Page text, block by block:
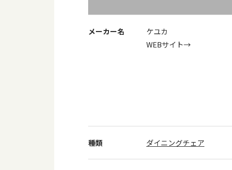
メーカー名
ケユカ
WEBサイト→
種類 ダイニングチェア